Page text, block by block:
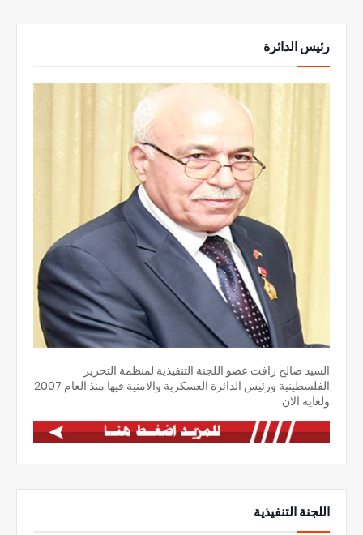
رئيس الدائرة
السيد صالح رافت عضو اللجنة التنفيذية لمنظمة التحرير
الفلسطينية ورئيس الدائرة العسكرية والامنية فيها منذ العام 2007
ولغاية الان
اللجنة التنفيذية